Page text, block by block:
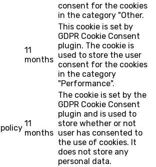
consent for the cookies
in the category "Other.
11
months
This cookie is set by
GDPR Cookie Consent
plugin. The cookie is
used to store the user
consent for the cookies
in the category
"Performance".
11
months
The cookie is set by the
GDPR Cookie Consent
plugin and is used to
store whether or not
user has consented to
the use of cookies. It
does not store any
personal data.